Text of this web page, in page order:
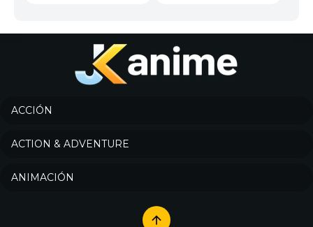
Historico
Josei
Música
ACCIÓN
ACTION & ADVENTURE
ANIMACIÓN